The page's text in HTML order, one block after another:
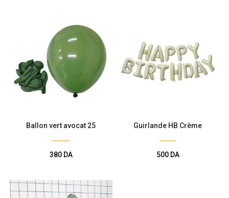
Ballon vert avocat 25
380 DA
Guirlande HB Crème
500 DA